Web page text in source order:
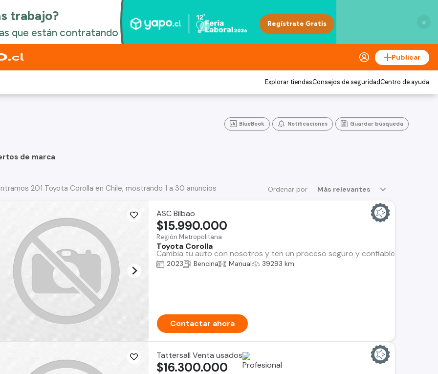
×
Publicar
Explorar tiendasConsejos de seguridadCentro de ayuda
BlueBook Notificaciones Guardar búsqueda
de marca
Ordenar por Más relevantes
201 Toyota Corolla en Chile, mostrando 1 a 30 anuncios
ASC Bilbao
Región Metropolitana
Toyota Corolla
Cambia tu auto con nosotros y ten un proceso seguro y confiable. Encuentra
$15.990.000
2023 Bencina Manual 39293 km
Contactar ahora
Tattersall Venta usados
$16.300.000